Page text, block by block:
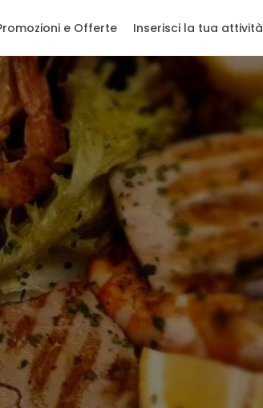
e Offerte Inserisci la tua attività